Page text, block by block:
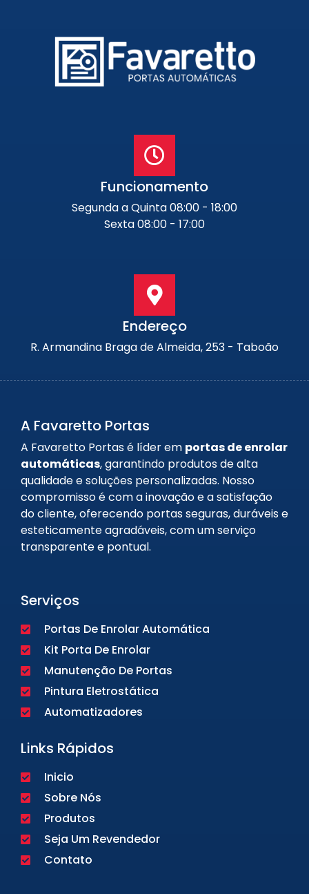
Funcionamento
Segunda a Quinta 08:00 - 18:00
Sexta 08:00 - 17:00
Endereço
R. Armandina Braga de Almeida, 253 - Taboão
A Favaretto Portas
A Favaretto Portas é líder em portas de enrolar
automáticas, garantindo produtos de alta
qualidade e soluções personalizadas. Nosso
compromisso é com a inovação e a satisfação
do cliente, oferecendo portas seguras, duráveis e
esteticamente agradáveis, com um serviço
transparente e pontual.
Serviços
Portas De Enrolar Automática
Kit Porta De Enrolar
Manutenção De Portas
Pintura Eletrostática
Automatizadores
Links Rápidos
Inicio
Sobre Nós
Produtos
Seja Um Revendedor
Contato